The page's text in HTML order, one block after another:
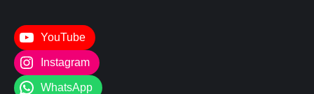
YouTube
Instagram
WhatsApp